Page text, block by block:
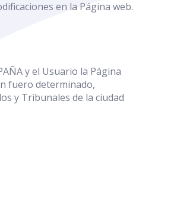
en la Página web.
y el Usuario la Página
fuero determinado,
y Tribunales de la ciudad